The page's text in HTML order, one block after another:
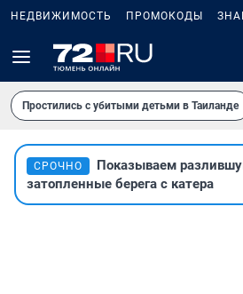
НЕДВИЖИМОСТЬ ПРОМОКОДЫ
Простились с убитыми детьми в Таиланде
СРОЧНО
Показываем
затопленные берега с катера